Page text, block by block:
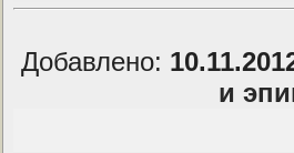
Добавлено:
и